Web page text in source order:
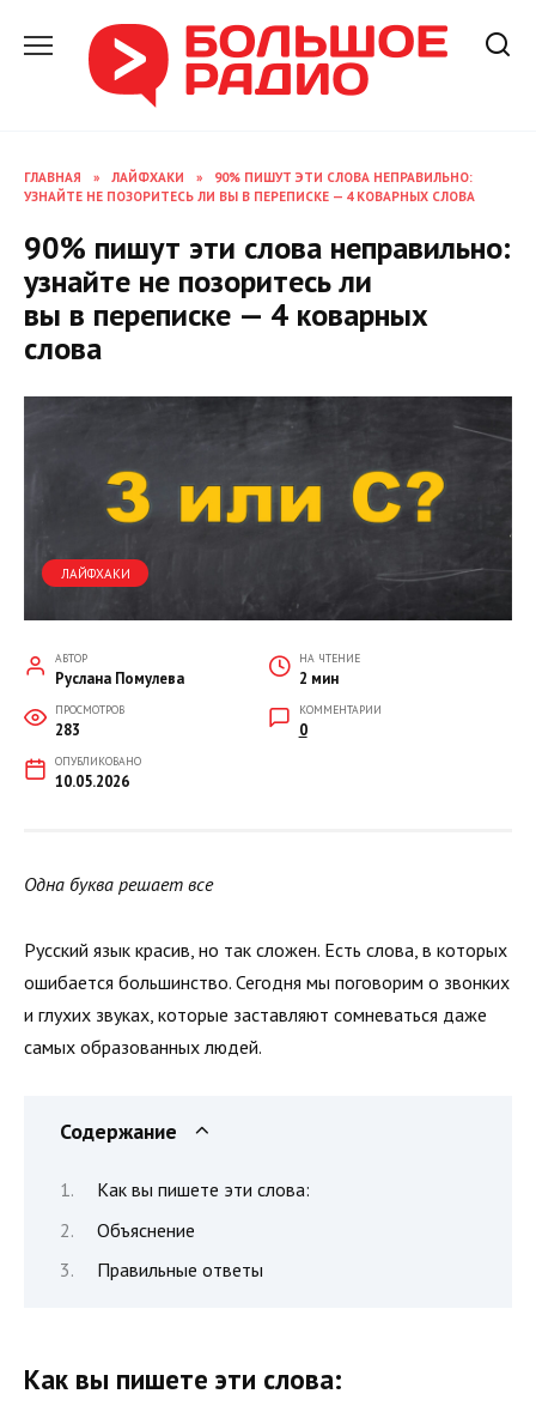
содержанию
ГЛАВНАЯ » ЛАЙФХАКИ »
90% ПИШУТ ЭТИ СЛОВА НЕПРАВИЛЬНО:
УЗНАЙТЕ НЕ ПОЗОРИТЕСЬ ЛИ ВЫ В ПЕРЕПИСКЕ — 4 КОВАРНЫХ СЛОВА
90% пишут эти слова неправильно:
узнайте не позоритесь ли
вы в переписке — 4 коварных
слова
ЛАЙФХАКИ
АВТОР
Руслана Помулева
НА ЧТЕНИЕ
2 мин
ПРОСМОТРОВ
283
КОММЕНТАРИИ
0
ОПУБЛИКОВАНО
10.05.2026
Одна буква решает все
Русский язык красив, но так сложен. Есть слова, в которых
ошибается большинство. Сегодня мы поговорим о звонких
и глухих звуках, которые заставляют сомневаться даже
самых образованных людей.
Содержание
Как вы пишете эти слова:
Объяснение
Правильные ответы
Как вы пишете эти слова: